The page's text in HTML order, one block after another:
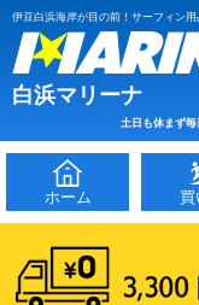
伊豆白浜海岸が目の前！サーフィン
白浜マリーナ
土日も休まず
ホーム 買